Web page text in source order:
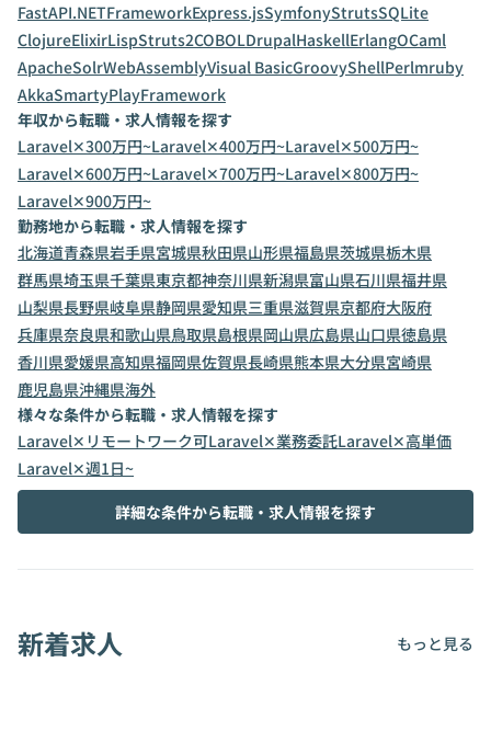
FastAPI.NETFrameworkExpress.jsSymfonyStrutsSQLite
ClojureElixirLispStruts2COBOLDrupalHaskellErlangOCaml
ApacheSolrWebAssemblyVisual BasicGroovyShellPerlmruby
AkkaSmartyPlayFramework
年収から転職・求人情報を探す
Laravel✕300万円~Laravel✕400万円~Laravel✕500万円~
Laravel✕600万円~Laravel✕700万円~Laravel✕800万円~
Laravel✕900万円~
勤務地から転職・求人情報を探す
北海道青森県岩手県宮城県秋田県山形県福島県茨城県栃木県
群馬県埼玉県千葉県東京都神奈川県新潟県富山県石川県福井県
山梨県長野県岐阜県静岡県愛知県三重県滋賀県京都府大阪府
兵庫県奈良県和歌山県鳥取県島根県岡山県広島県山口県徳島県
香川県愛媛県高知県福岡県佐賀県長崎県熊本県大分県宮崎県
鹿児島県沖縄県海外
様々な条件から転職・求人情報を探す
Laravel✕リモートワーク可Laravel✕業務委託Laravel✕高単価
Laravel✕週1日~
詳細な条件から転職・求人情報を探す
新着求人 もっと見る